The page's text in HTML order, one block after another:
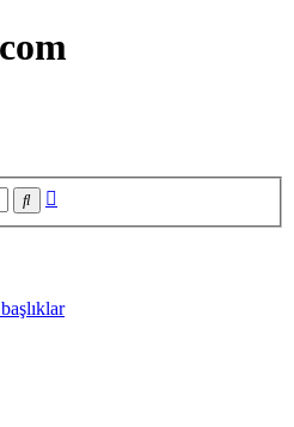
Ara